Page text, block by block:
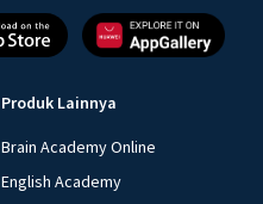
Produk Lainnya
Brain Academy Online
English Academy